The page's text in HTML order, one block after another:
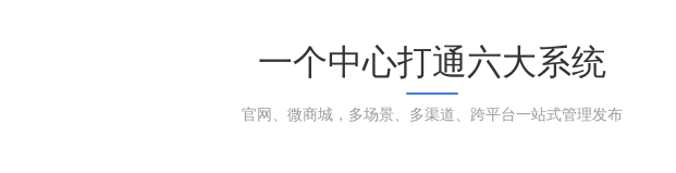
一个中心打通六大系统
官网、微商城，多场景、多渠道、跨平台一站式管理发布